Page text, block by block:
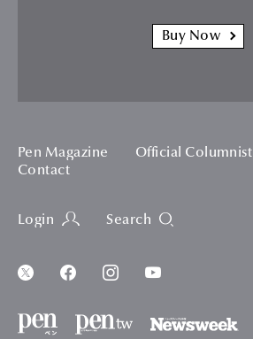
Buy Now
Pen Magazine Official Columnist
Contact
Login Search